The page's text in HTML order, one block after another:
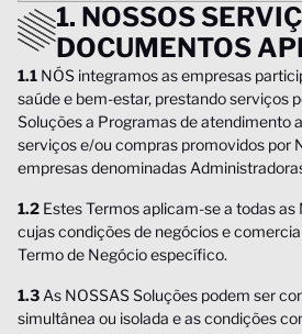
1. NOSSOS
DOCUMENTOS
1.1 NÓS integramos as empresas
saúde e bem-estar, prestando serviços
Soluções a Programas de atendimento
serviços e/ou compras promovidos por
empresas denominadas
1.2 Estes Termos aplicam-se a todas as
cujas condições de negócios e
Termo de Negócio específico.
1.3 As NOSSAS Soluções podem ser
simultânea ou isolada e as condições